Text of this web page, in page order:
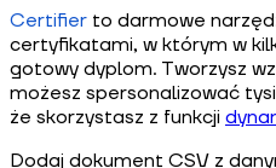
Certifier to darmowe
certyfikatami, w którym w
gotowy dyplom. Tworzysz
możesz spersonalizować
że skorzystasz z funkcji
Dodaj dokument CSV z